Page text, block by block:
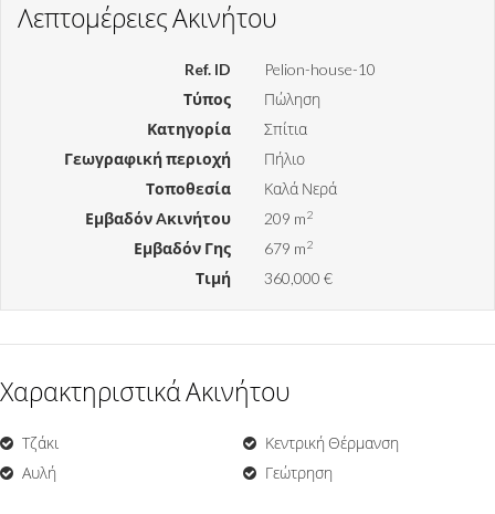
Λεπτομέρειες Ακινήτου
Ref. ID
Pelion-house-10
Τύπος
Πώληση
Κατηγορία
Σπίτια
Γεωγραφική περιοχή
Πήλιο
Τοποθεσία
Καλά Νερά
Εμβαδόν Aκινήτου
209 m2
Εμβαδόν Γης 679 m2
Τιμή 360,000 €
Χαρακτηριστικά Ακινήτου
Τζάκι
Κεντρική Θέρμανση
Αυλή
Γεώτρηση